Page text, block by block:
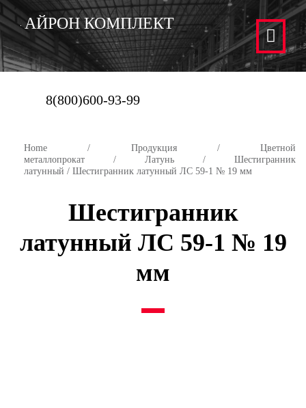
АЙРОН КОМПЛЕКТ
8(800)600-93-99
Home / Продукция/ Цветной
металлопрокат / Латунь / Шестигранник
латунный / Шестигранник латунный ЛС 59-1 № 19 мм
Шестигранник
латунный ЛС 59-1 № 19
мм